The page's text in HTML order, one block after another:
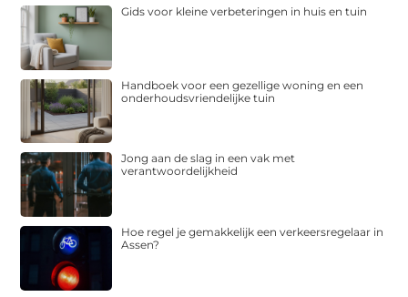
Gids voor kleine verbeteringen in huis en tuin
Handboek voor een gezellige woning en een
onderhoudsvriendelijke tuin
Jong aan de slag in een vak met
verantwoordelijkheid
Hoe regel je gemakkelijk een verkeersregelaar in
Assen?